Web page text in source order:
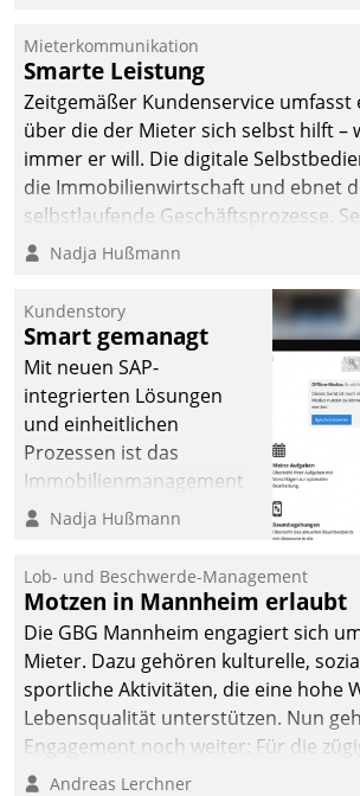
Mieterkommunikation
Smarte Leistung
Zeitgemäßer Kundenservice umfasst
über die der Mieter sich selbst hilft –
immer er will. Die digitale
die Immobilienwirtschaft und ebnet
selbstlaufende Geschäftsprozesse.
Kunde und smart der Serviceanbieter.
Nadja Hußmann
Kundenstory
Smart gemanagt
Mit neuen SAP-
integrierten Lösungen
und einheitlichen
Prozessen ist das
Immobilienmanagement
der Bayerischen
Ressort Kapitalanlage für
künftige Aufgaben und
Herausforderungen
gerüstet.
Nadja Hußmann
Lob- und Beschwerde-Management
Motzen in Mannheim erlaubt
Die GBG Mannheim engagiert sich
Mieter. Dazu gehören kulturelle,
sportliche Aktivitäten, die eine hohe
Lebensqualität unterstützen. Nun
Engagement noch weiter: Für die
von Beschwerden – oder Lob – richtet
Andreas Lerchner